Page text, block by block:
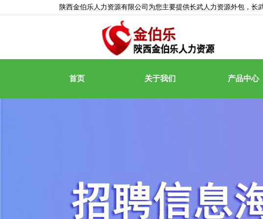
陕西金伯乐人力资源有限公司为您主要提供长武人力资源外包 ，长
首页 关于我们 产品中心